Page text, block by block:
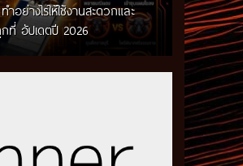
ย่างไรให้ใช้งานสะดวกและ
ที่ อัปเดตปี 2026